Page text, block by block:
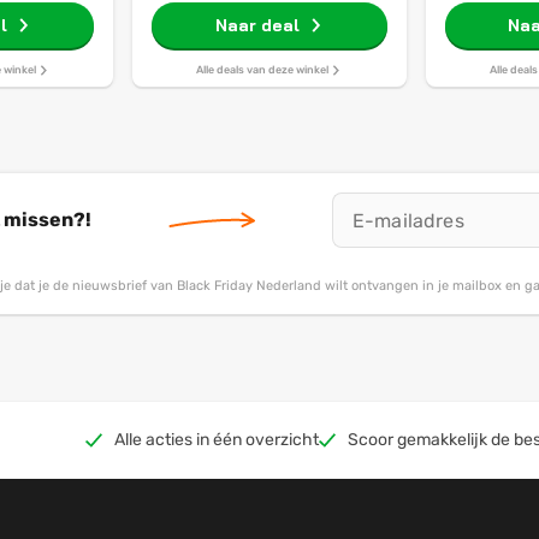
anti-
winkel
Naar deal
Alle deals van deze winkel Alle
dat je de nieuwsbrief van Black Friday Nederland wilt ontvangen in je mailbox en
Alle acties in één overzicht Scoor gemakkelijk de